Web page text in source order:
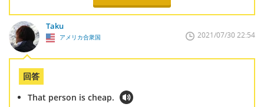
Taku
アメリカ合衆国 2021/07/30 22:54
回答
That person is cheap.